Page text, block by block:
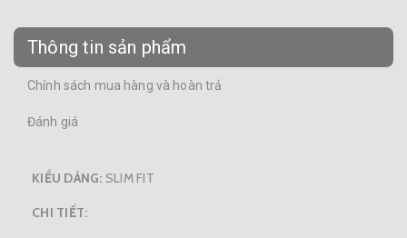
Thông tin sản phẩm
Chính sách mua hàng và hoàn trả
Đánh giá
KIỂU DÁNG: SLIM FIT
CHI TIẾT: